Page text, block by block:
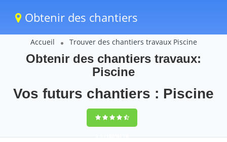
Obtenir des chantiers
Accueil Trouver des chantiers travaux Piscine
Obtenir des chantiers travaux:
Piscine
Vos futurs chantiers : Piscine
9,5(100%)76